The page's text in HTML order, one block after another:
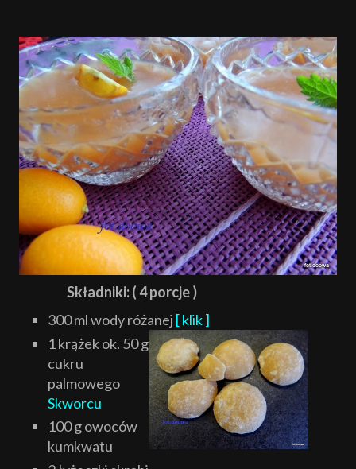
Składniki: ( 4 porcje )
300 ml wody różanej [ klik ]
1 krążek ok. 50 g
cukru
palmowego
Skworcu
100 g owoców
kumkwatu